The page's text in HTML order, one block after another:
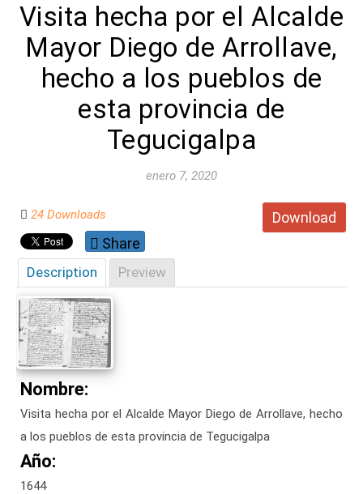
Visita hecha por el Alcalde
Mayor Diego de Arrollave,
hecho a los pueblos de
esta provincia de
Tegucigalpa
enero 7, 2020
Download
24 Downloads
Share
Description Preview
Nombre:
Visita hecha por el Alcalde Mayor Diego de Arrollave, hecho
a los pueblos de esta provincia de Tegucigalpa
Año:
1644